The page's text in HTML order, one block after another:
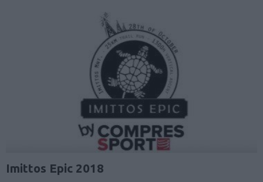
Imittos Epic 2018